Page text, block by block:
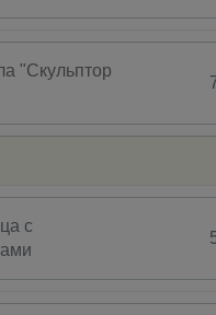
"Скульптор
с